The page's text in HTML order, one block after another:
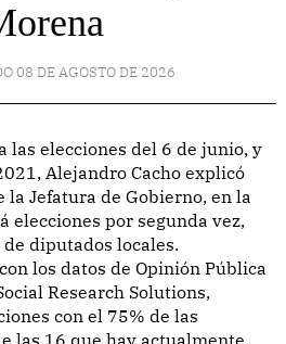
08 DE AGOSTO DE 2026
las elecciones del 6 de junio, y
Alejandro Cacho explicó
la Jefatura de Gobierno, en la
elecciones por segunda vez,
diputados locales.
los datos de Opinión Pública
Research Solutions,
con el 75% de las